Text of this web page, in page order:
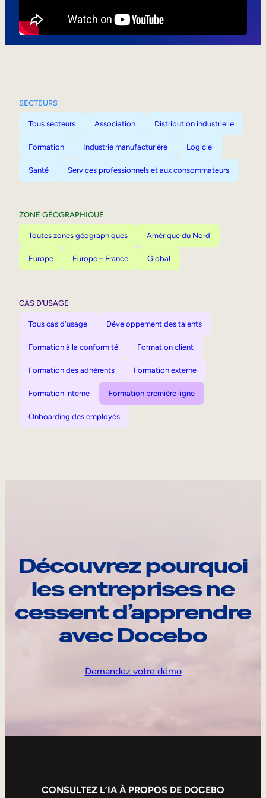
SECTEURS
Tous secteurs Association Distribution industrielle
Formation Industrie manufacturière Logiciel
Santé Services professionnels et aux consommateurs
ZONE GÉOGRAPHIQUE
Toutes zones géographiques Amérique du Nord
Europe Europe – France Global
CAS D’USAGE
Tous cas d'usage Développement des talents
Formation à la conformité Formation client
Formation des adhérents Formation externe
Formation interne Formation première ligne
Onboarding des employés
Découvrez pourquoi
les entreprises ne
cessent d’apprendre
avec Docebo
Demandez votre démo
CONSULTEZ L’IA À PROPOS DE DOCEBO